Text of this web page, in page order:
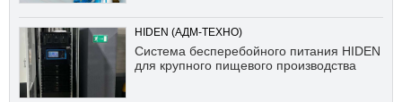
HIDEN (АДМ-ТЕХНО)
Система бесперебойного питания HIDEN
для крупного пищевого производства